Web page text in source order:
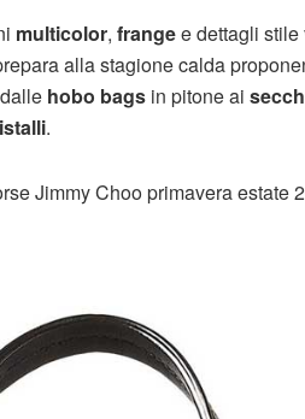
multicolor, frangee dettagli stile
alla stagione calda
hobo bags in pitone ai
.
Jimmy Choo primavera estate